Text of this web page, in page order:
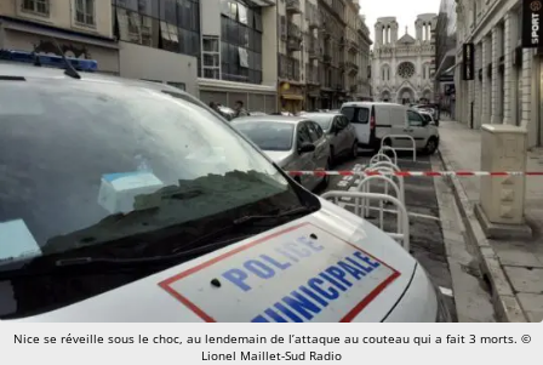
Nice se réveille sous le choc, au lendemain de l’attaque au couteau qui a fait 3 morts. ©
Lionel Maillet-Sud Radio